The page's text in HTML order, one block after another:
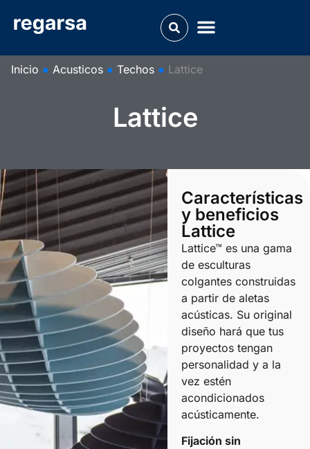
Inicio ● Acusticos ● Techos ● Lattice
Lattice
Características
y beneficios
Lattice
Lattice™ es una gama
de esculturas
colgantes construidas
a partir de aletas
acústicas. Su original
diseño hará que tus
proyectos tengan
personalidad y a la
vez estén
acondicionados
acústicamente.
Fijación sin